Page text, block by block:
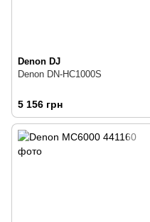
Denon DJ
Denon DN-HC1000S
5 156 грн